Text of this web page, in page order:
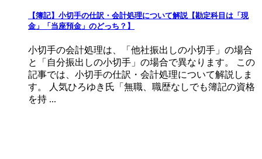
【簿記】小切手の仕訳・会計処理について解説【勘定科目は「現
金」「当座預金」のどっち？】
小切手の会計処理は、「他社振出しの小切手」の場合
と「自分振出しの小切手」の場合で異なります。 この
記事では、小切手の仕訳・会計処理について解説しま
す。 人気ひろゆき氏「無職、職歴なしでも簿記の資格
を持 ...